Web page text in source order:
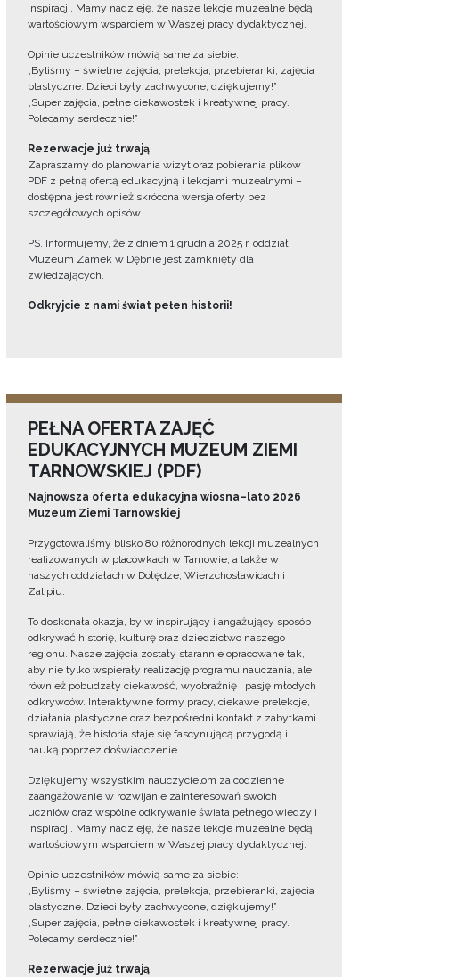
inspiracji. Mamy nadzieję, że nasze lekcje muzealne będą
wartościowym wsparciem w Waszej pracy dydaktycznej.
Opinie uczestników mówią same za siebie:
„Byliśmy – świetne zajęcia, prelekcja, przebieranki, zajęcia
plastyczne. Dzieci były zachwycone, dziękujemy!”
„Super zajęcia, pełne ciekawostek i kreatywnej pracy.
Polecamy serdecznie!”
Rezerwacje już trwają
Zapraszamy do planowania wizyt oraz pobierania plików
PDF z pełną ofertą edukacyjną i lekcjami muzealnymi –
dostępna jest również skrócona wersja oferty bez
szczegółowych opisów.
PS. Informujemy, że z dniem 1 grudnia 2025 r. oddział
Muzeum Zamek w Dębnie jest zamknięty dla
zwiedzających.
Odkryjcie z nami świat pełen historii!
PEŁNA OFERTA ZAJĘĆ
EDUKACYJNYCH MUZEUM ZIEMI
TARNOWSKIEJ (PDF)
Najnowsza oferta edukacyjna wiosna–lato 2026
Muzeum Ziemi Tarnowskiej
Przygotowaliśmy blisko 80 różnorodnych lekcji muzealnych
realizowanych w placówkach w Tarnowie, a także w
naszych oddziałach w Dołędze, Wierzchosławicach i
Zalipiu.
To doskonała okazja, by w inspirujący i angażujący sposób
odkrywać historię, kulturę oraz dziedzictwo naszego
regionu. Nasze zajęcia zostały starannie opracowane tak,
aby nie tylko wspierały realizację programu nauczania, ale
również pobudzały ciekawość, wyobraźnię i pasję młodych
odkrywców. Interaktywne formy pracy, ciekawe prelekcje,
działania plastyczne oraz bezpośredni kontakt z zabytkami
sprawiają, że historia staje się fascynującą przygodą i
nauką poprzez doświadczenie.
Dziękujemy wszystkim nauczycielom za codzienne
zaangażowanie w rozwijanie zainteresowań swoich
uczniów oraz wspólne odkrywanie świata pełnego wiedzy i
inspiracji. Mamy nadzieję, że nasze lekcje muzealne będą
wartościowym wsparciem w Waszej pracy dydaktycznej.
Opinie uczestników mówią same za siebie:
„Byliśmy – świetne zajęcia, prelekcja, przebieranki, zajęcia
plastyczne. Dzieci były zachwycone, dziękujemy!”
„Super zajęcia, pełne ciekawostek i kreatywnej pracy.
Polecamy serdecznie!”
Rezerwacje już trwają